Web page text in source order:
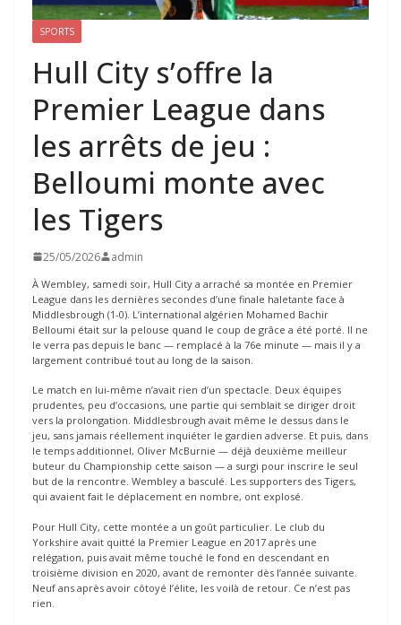
SPORTS
Hull City s’offre la
Premier League dans
les arrêts de jeu :
Belloumi monte avec
les Tigers
25/05/2026 admin
À Wembley, samedi soir, Hull City a arraché sa montée en Premier
League dans les dernières secondes d’une finale haletante face à
Middlesbrough (1-0). L’international algérien Mohamed Bachir
Belloumi était sur la pelouse quand le coup de grâce a été porté. Il ne
le verra pas depuis le banc — remplacé à la 76e minute — mais il y a
largement contribué tout au long de la saison.
Le match en lui-même n’avait rien d’un spectacle. Deux équipes
prudentes, peu d’occasions, une partie qui semblait se diriger droit
vers la prolongation. Middlesbrough avait même le dessus dans le
jeu, sans jamais réellement inquiéter le gardien adverse. Et puis, dans
le temps additionnel, Oliver McBurnie — déjà deuxième meilleur
buteur du Championship cette saison — a surgi pour inscrire le seul
but de la rencontre. Wembley a basculé. Les supporters des Tigers,
qui avaient fait le déplacement en nombre, ont explosé.
Pour Hull City, cette montée a un goût particulier. Le club du
Yorkshire avait quitté la Premier League en 2017 après une
relégation, puis avait même touché le fond en descendant en
troisième division en 2020, avant de remonter dès l’année suivante.
Neuf ans après avoir côtoyé l’élite, les voilà de retour. Ce n’est pas
rien.